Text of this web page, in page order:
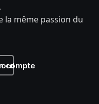
la même passion du
compte